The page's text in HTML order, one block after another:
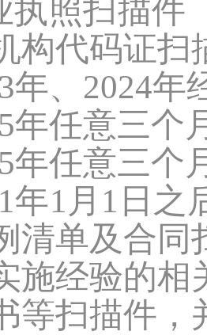
执照扫描件
构代码证扫
3年、 2024年
5年任意三个
5年任意三个
1年1月1日之
清单及合同
施经验的相
等扫描件，